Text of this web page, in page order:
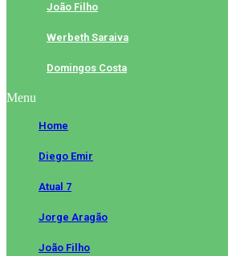
João Filho
Werbeth Saraiva
Domingos Costa
Menu
Home
Diego Emir
Atual 7
Jorge Aragão
João Filho